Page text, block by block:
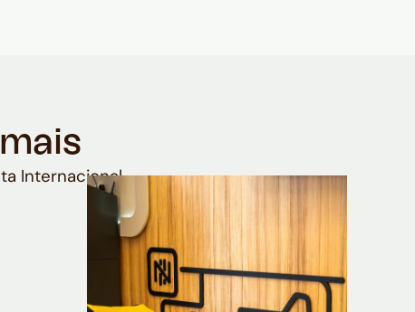
Internacional